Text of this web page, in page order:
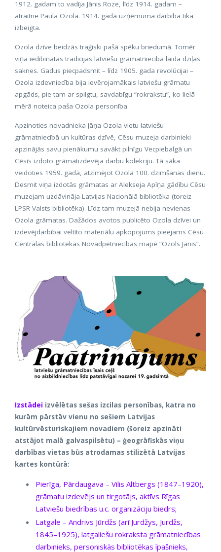
1912. gadam to vadīja Jānis Roze, līdz 1914. gadam –
atraitne Paula Ozola. 1914. gadā uzņēmuma darbība tika
izbeigta.
Ozola dzīve beidzās traģiski pašā spēku briedumā. Tomēr
viņa iedibinātās tradīcijas latviešu grāmatniecībā laida dziļas
saknes. Gadus piecpadsmit – līdz 1905. gada revolūcijai –
Ozola izdevniecība bija ievērojamākais latviešu grāmatu
apgāds, pie tam ar spilgtu, savdabīgu “rokrakstu”, ko lielā
mērā noteica paša Ozola personība.
Apzinoties novadnieka Jāņa Ozola vietu latviešu
grāmatniecībā un kultūras dzīvē, Cēsu muzeja darbinieki
apzinājās savu pienākumu savākt pilnīgu Vecpiebalgā un
Cēsīs izdoto grāmatizdevēja darbu kolekciju. Tā sāka
veidoties 1959. gadā, atzīmējot Ozola 100. dzimšanas dienu.
Desmit viņa izdotās grāmatas ar Alekseja Apīņa gādību Cēsu
muzejam uzdāvināja Latvijas Nacionālā bibliotēka (toreiz
LPSR Valsts bibliotēka). Līdz tam muzejā nebija nevienas
Ozola grāmatas. Dažādos avotos publicēto Ozola dzīvei un
izdevējdarbībai veltīto materiālu apkopojums pieejams Cēsu
Centrālās bibliotēkas Novadpētniecības mapē “Ozols Jānis”.
Izstādei izvēlētas sešas izcilas personības, katra no
kurām pārstāv vienu no sešiem Latvijas
kultūrvēsturiskajiem novadiem (šoreiz apzināti
atstājot malā galvaspilsētu) – ģeogrāfiskās viņu
darbības vietas būs atrodamas stilizētā Latvijas
kartes kontūrā:
Pierīga, Pārdaugava – Vilis Altbergs (1847–1920),
grāmatu izdevējs un tirgotājs, aktīvs Rīgas
Latviešu biedrības u.c. organizāciju biedrs;
Latgale – Andrivs Jūrdžs (arī Jurdžys, Jurdžs,
1845–1925), latgaliešu rokraksta grāmatniecības
darbinieks, personiskās bibliotēkas īpašnieks,